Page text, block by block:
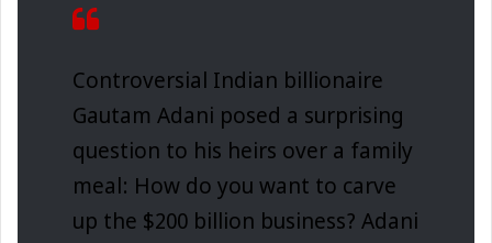
Controversial Indian billionaire
Gautam Adani posed a surprising
question to his heirs over a family
meal: How do you want to carve
up the $200 billion business? Adani